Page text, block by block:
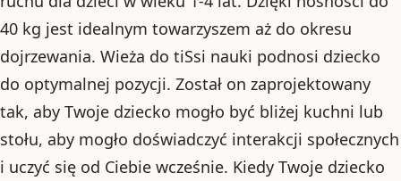
40 kg jest idealnym towarzyszem aż do okresu
dojrzewania. Wieża do tiSsi nauki podnosi dziecko
do optymalnej pozycji. Został on zaprojektowany
tak, aby Twoje dziecko mogło być bliżej kuchni lub
stołu, aby mogło doświadczyć interakcji społecznych
i uczyć się od Ciebie wcześnie. Kiedy Twoje dziecko